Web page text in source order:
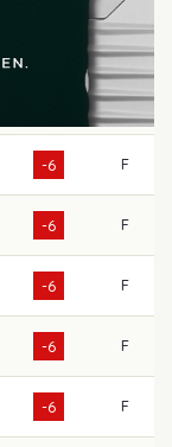
-6 F
-6 F
-6 F
-6 F
-6 F